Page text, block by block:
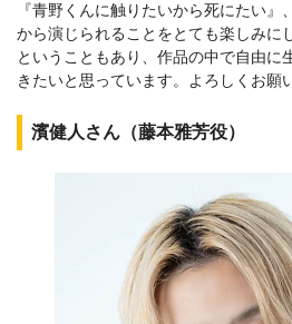
『青野くんに触りたいから死にたい』
から演じられることをとても楽しみに
ということもあり、作品の中で自由に
きたいと思っています。よろしくお願
濱健人さん（藤本雅芳役）